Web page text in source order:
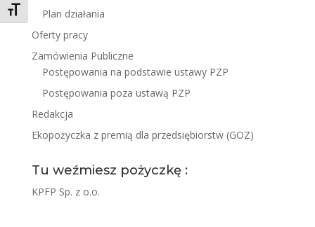
Toggle Font size
Plan działania
Oferty pracy
Zamówienia Publiczne
Postępowania na podstawie ustawy PZP
Postępowania poza ustawą PZP
Redakcja
Ekopożyczka z premią dla przedsiębiorstw (GOZ)
Tu weźmiesz pożyczkę :
KPFP Sp. z o.o.